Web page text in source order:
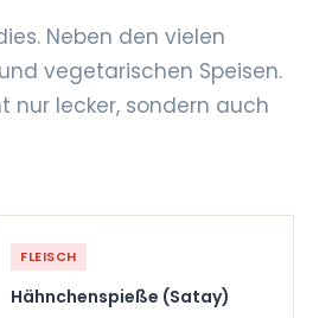
Neben den vielen
vegetarischen Speisen.
nur lecker, sondern auch
FLEISCH
Hähnchenspieße (Satay)